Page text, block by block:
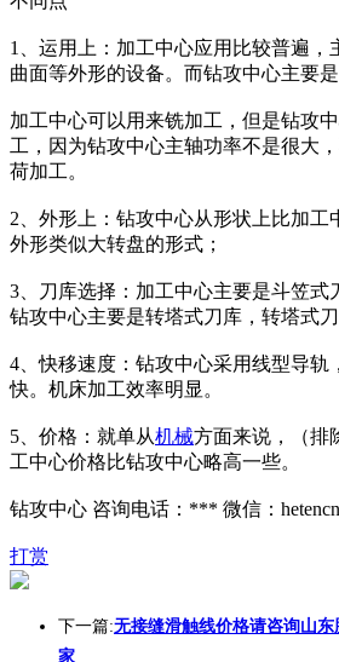
1、运用上：加工中心应用比较普遍，
曲面等外形的设备。而钻攻中心主要
加工中心可以用来铣加工，但是钻攻
工，因为钻攻中心主轴功率不是很大
荷加工。
2、外形上：钻攻中心从形状上比加工
外形类似大转盘的形式；
3、刀库选择：加工中心主要是斗笠式
钻攻中心主要是转塔式刀库，转塔式刀
4、快移速度：钻攻中心采用线型导轨
快。机床加工效率明显。
5、价格：就单从机械方面来说，（排
工中心价格比钻攻中心略高一些。
钻攻中心 咨询电话：*** 微信：
打赏
下一篇:无接缝滑触线价格请咨询山
家